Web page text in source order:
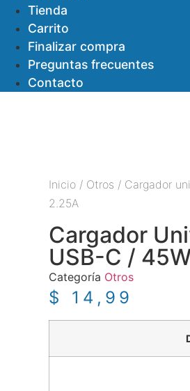
Tienda
Carrito
Finalizar compra
Preguntas frecuentes
Contacto
Inicio / Otros / Cargador
2.25A
Cargador
USB-C /
Categoría Otros
$ 14,99